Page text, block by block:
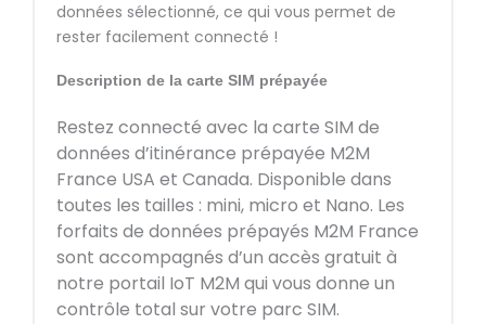
données sélectionné, ce qui vous permet de
rester facilement connecté !
Description de la carte SIM prépayée
Restez connecté avec la carte SIM de
données d’itinérance prépayée M2M
France USA et Canada. Disponible dans
toutes les tailles : mini, micro et Nano. Les
forfaits de données prépayés M2M France
sont accompagnés d’un accès gratuit à
notre portail IoT M2M qui vous donne un
contrôle total sur votre parc SIM.